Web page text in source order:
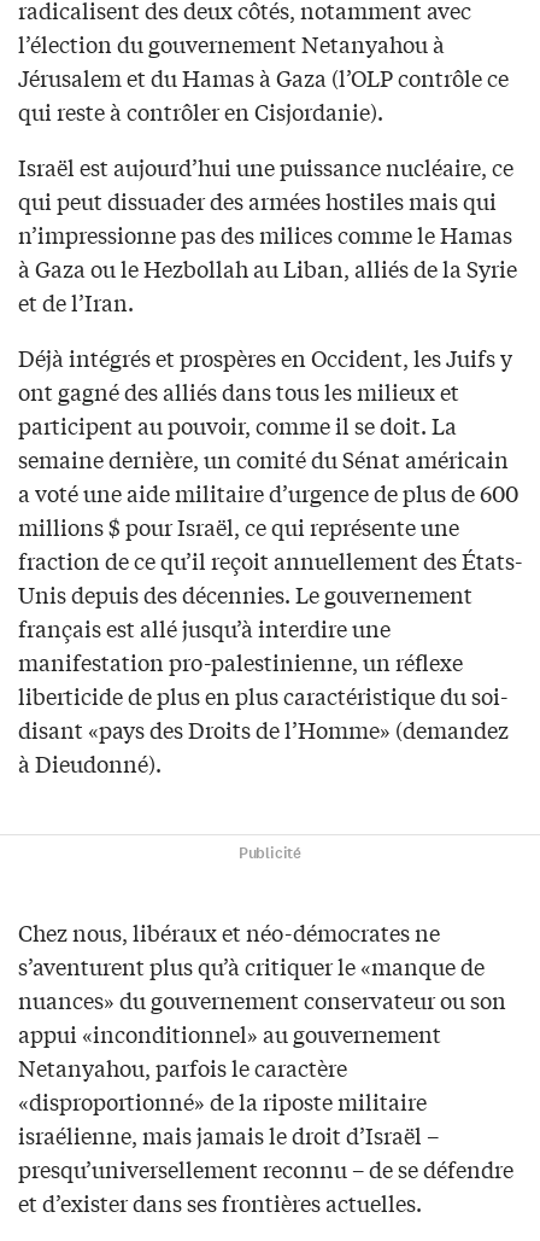
radicalisent des deux côtés, notamment avec
l’élection du gouvernement Netanyahou à
Jérusalem et du Hamas à Gaza (l’OLP contrôle ce
qui reste à contrôler en Cisjordanie).
Israël est aujourd’hui une puissance nucléaire, ce
qui peut dissuader des armées hostiles mais qui
n’impressionne pas des milices comme le Hamas
à Gaza ou le Hezbollah au Liban, alliés de la Syrie
et de l’Iran.
Déjà intégrés et prospères en Occident, les Juifs y
ont gagné des alliés dans tous les milieux et
participent au pouvoir, comme il se doit. La
semaine dernière, un comité du Sénat américain
a voté une aide militaire d’urgence de plus de 600
millions $ pour Israël, ce qui représente une
fraction de ce qu’il reçoit annuellement des États-
Unis depuis des décennies. Le gouvernement
français est allé jusqu’à interdire une
manifestation pro-palestinienne, un réflexe
liberticide de plus en plus caractéristique du soi-
disant «pays des Droits de l’Homme» (demandez
à Dieudonné).
Publicité
Chez nous, libéraux et néo-démocrates ne
s’aventurent plus qu’à critiquer le «manque de
nuances» du gouvernement conservateur ou son
appui «inconditionnel» au gouvernement
Netanyahou, parfois le caractère
«disproportionné» de la riposte militaire
israélienne, mais jamais le droit d’Israël –
presqu’universellement reconnu – de se défendre
et d’exister dans ses frontières actuelles.